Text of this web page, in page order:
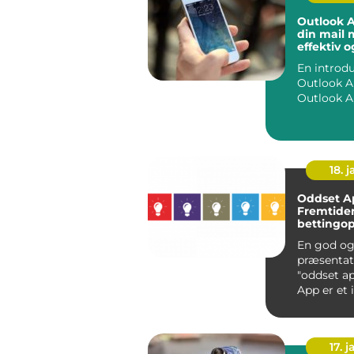
Outlook
din mail
effektiv
En
Outlook App
18.
Oddset
En god
"oddset app"
App er et
17.